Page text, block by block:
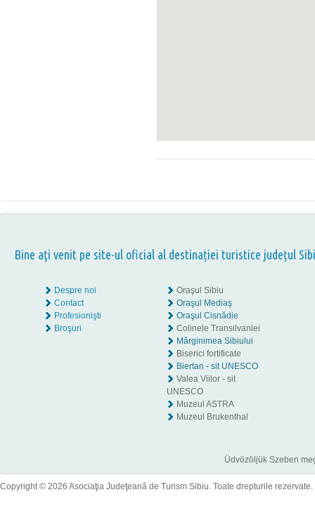
Bine aţi venit pe site-ul oficial al destinației turistice județul
Despre noi
Contact
Profesionişti
Broşuri
Oraşul Sibiu
Oraşul Mediaş
Oraşul Cisnădie
Colinele Transilvaniei
Mărginimea Sibiului
Biserici fortificate
Biertan - sit UNESCO
Valea Viilor - sit
UNESCO
Muzeul ASTRA
Muzeul Brukenthal
Üdvözöljük Szeben
Copyright © 2026 Asociaţia Judeţeană de Turism Sibiu. Toate drepturile rezervate.